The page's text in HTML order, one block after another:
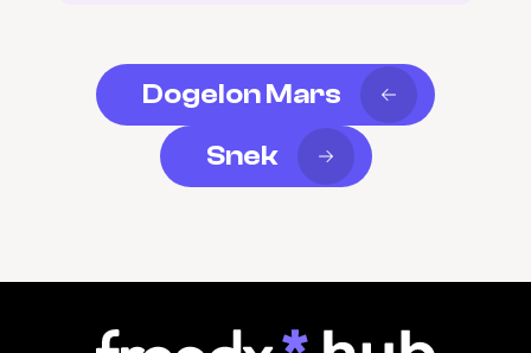
Dogelon Mars
Snek